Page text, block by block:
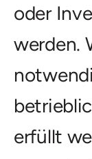
oder
werden.
erfüllt